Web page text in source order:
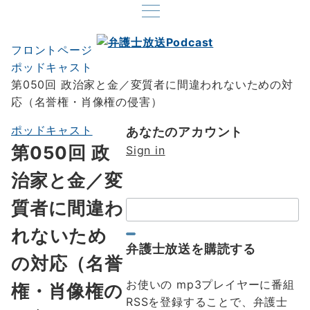
フロントページ
ポッドキャスト
第050回 政治家と金／変質者に間違われないための対
応（名誉権・肖像権の侵害）
ポッドキャスト
第050回 政
治家と金／変
質者に間違わ
れないため
の対応（名誉
権・肖像権の
あなたのアカウント
Sign in
索：
弁護士放送を購読する
お使いの mp3プレイヤーに番組
RSSを登録することで、弁護士